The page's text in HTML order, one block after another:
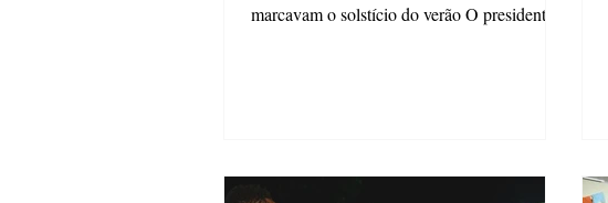
marcavam o solstício do verão O presidente